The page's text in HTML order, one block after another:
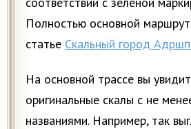
Полностью основной
статье Скальный город
На основной трассе вы
оригинальные скалы с не
названиями. Например, так